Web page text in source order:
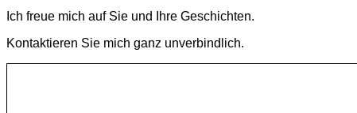
Ich freue mich auf Sie und Ihre Geschichten.
Kontaktieren Sie mich ganz unverbindlich.